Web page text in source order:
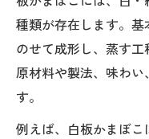
種類が存在します。
のせて成形し、蒸す
原材料や製法、味わ
す。
例えば、白板かまぼ